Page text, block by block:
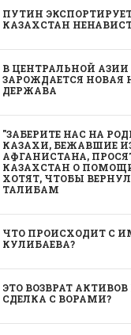
ПУТИН
КАЗАХСТАН
В ЦЕНТРАЛЬНОЙ АЗИИ
ЗАРОЖДАЕТСЯ НОВАЯ
ДЕРЖАВА
"ЗАБЕРИТЕ НАС НА
КАЗАХИ, БЕЖАВШИЕ
АФГАНИСТАНА,
КАЗАХСТАН О
ХОТЯТ, ЧТОБЫ
ТАЛИБАМ
ЧТО ПРОИСХОДИТ С
КУЛИБАЕВА?
ЭТО ВОЗВРАТ
СДЕЛКА С ВОРАМИ?